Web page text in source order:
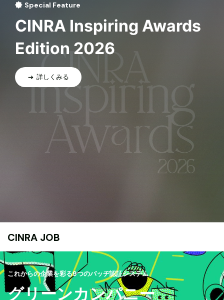
Special Feature
CINRA Inspiring Awards
Edition 2026
詳しくみる
CINRA JOB
これからの企業を彩る9つのバッヂ認証システム
グリーンカンパニー